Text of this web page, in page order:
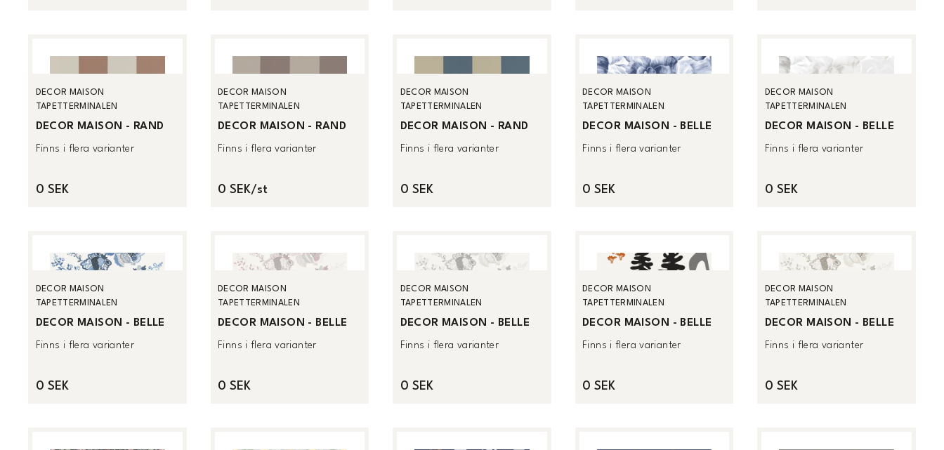
DECOR MAISON
TAPETTERMINALEN
DECOR MAISON - RAND
Finns i flera varianter
0 SEK
DECOR MAISON
TAPETTERMINALEN
DECOR MAISON - RAND
Finns i flera varianter
0 SEK/st
DECOR MAISON
TAPETTERMINALEN
DECOR MAISON - RAND
Finns i flera varianter
0 SEK
DECOR MAISON
TAPETTERMINALEN
DECOR MAISON - BELLE
Finns i flera varianter
0 SEK
DECOR MAISON
TAPETTERMINALEN
DECOR MAISON - BELLE
Finns i flera varianter
0 SEK
DECOR MAISON
TAPETTERMINALEN
DECOR MAISON - BELLE
Finns i flera varianter
0 SEK
DECOR MAISON
TAPETTERMINALEN
DECOR MAISON - BELLE
Finns i flera varianter
0 SEK
DECOR MAISON
TAPETTERMINALEN
DECOR MAISON - BELLE
Finns i flera varianter
0 SEK
DECOR MAISON
TAPETTERMINALEN
DECOR MAISON - BELLE
Finns i flera varianter
0 SEK
DECOR MAISON
TAPETTERMINALEN
DECOR MAISON - BELLE
Finns i flera varianter
0 SEK